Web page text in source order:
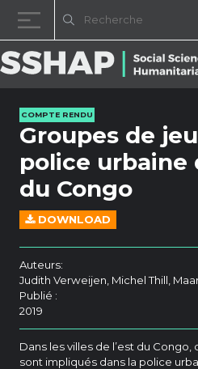
COMPTE RENDU
Groupes de
police urbaine
du Congo
DOWNLOAD
Auteurs:
Judith Verweijen, Michel Thill,
Publié :
2019
Dans les villes de l’est du
sont impliqués dans la police